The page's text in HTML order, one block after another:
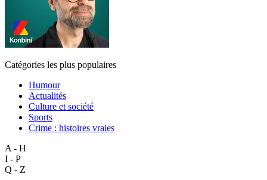
Catégories les plus populaires
Humour
Actualités
Culture et société
Sports
Crime : histoires vraies
A - H
I - P
Q - Z